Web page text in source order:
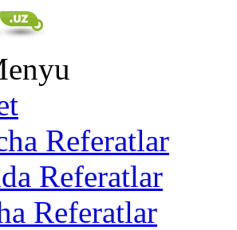
Referatlar
Referatlar
Referatlar